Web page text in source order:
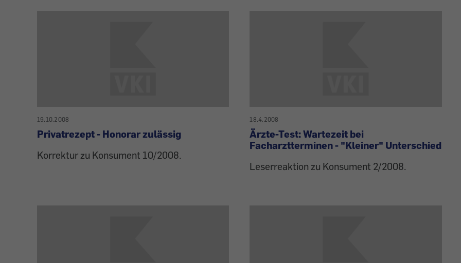
19.10.2008
Privatrezept - Honorar zulässig
Korrektur zu Konsument 10/2008.
18.4.2008
Ärzte-Test: Wartezeit bei
Facharztterminen - "Kleiner" Unterschied
Leserreaktion zu Konsument 2/2008.